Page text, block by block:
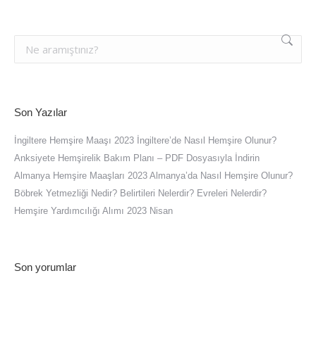
Son Yazılar
İngiltere Hemşire Maaşı 2023 İngiltere’de Nasıl Hemşire Olunur?
Anksiyete Hemşirelik Bakım Planı – PDF Dosyasıyla İndirin
Almanya Hemşire Maaşları 2023 Almanya’da Nasıl Hemşire Olunur?
Böbrek Yetmezliği Nedir? Belirtileri Nelerdir? Evreleri Nelerdir?
Hemşire Yardımcılığı Alımı 2023 Nisan
Son yorumlar